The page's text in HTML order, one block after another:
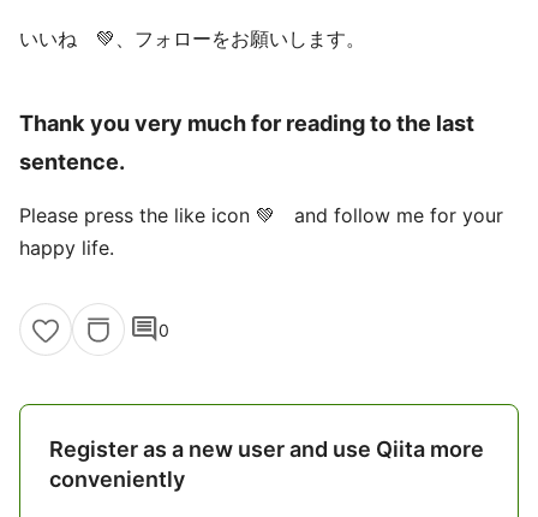
いいね 💚、フォローをお願いします。
Thank you very much for reading to the last
sentence.
Please press the like icon 💚 and follow me for your
happy life.
comment0
Register as a new user and use Qiita more
conveniently